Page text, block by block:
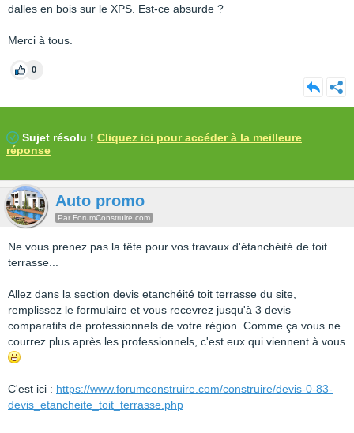
dalles en bois sur le XPS. Est-ce absurde ?
Merci à tous.
0
Sujet résolu ! Cliquez ici pour accéder à la meilleure
réponse
Auto promo
Par ForumConstruire.com
Ne vous prenez pas la tête pour vos travaux d'étanchéité de toit
terrasse...
Allez dans la section devis etanchéité toit terrasse du site,
remplissez le formulaire et vous recevrez jusqu'à 3 devis
comparatifs de professionnels de votre région. Comme ça vous ne
courrez plus après les professionnels, c'est eux qui viennent à vous
C'est ici : https://www.forumconstruire.com/construire/devis-0-83-
devis_etancheite_toit_terrasse.php